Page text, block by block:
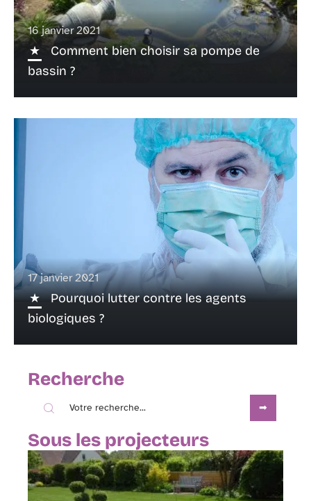
16 janvier 2021
Comment bien choisir sa pompe de
bassin ?
17 janvier 2021
Pourquoi lutter contre les agents
biologiques ?
Recherche
Sous les projecteurs